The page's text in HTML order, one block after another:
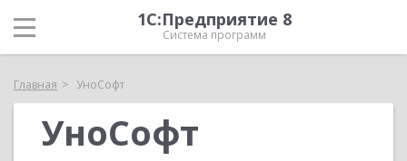
1С:Предприятие 8
Система программ
Главная УноСофт
УноСофт